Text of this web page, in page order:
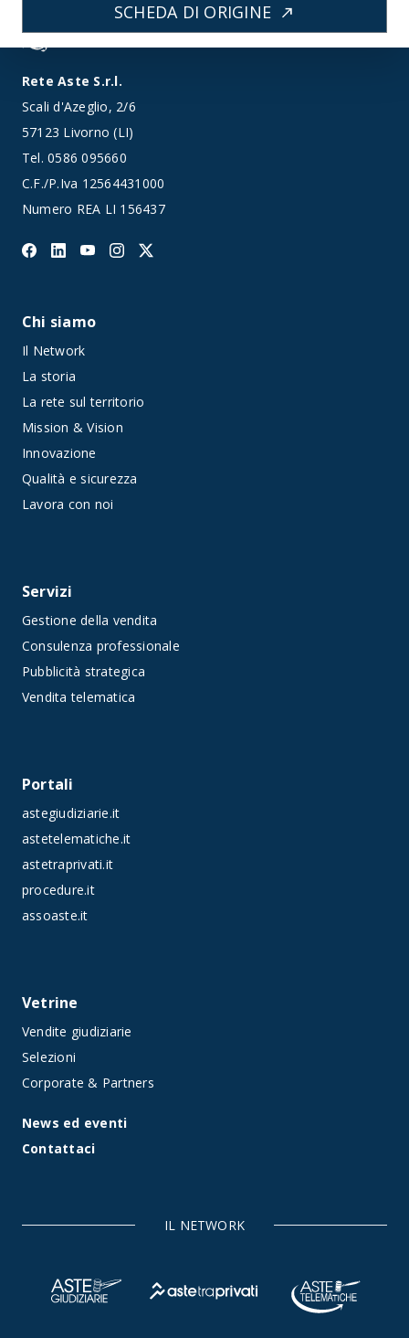
SCHEDA DI ORIGINE north_east
Rete Aste S.r.l.
Scali d'Azeglio, 2/6
57123 Livorno (LI)
Tel.0586 095660
C.F./P.Iva 12564431000
Numero REA LI 156437
Chi siamo
Il Network
La storia
La rete sul territorio
Mission & Vision
Innovazione
Qualità e sicurezza
Lavora con noi
Servizi
Gestione della vendita
Consulenza professionale
Pubblicità strategica
Vendita telematica
Portali
astegiudiziarie.it
astetelematiche.it
astetraprivati.it
procedure.it
assoaste.it
Vetrine
Vendite giudiziarie
Selezioni
Corporate & Partners
News ed eventi
Contattaci
IL NETWORK